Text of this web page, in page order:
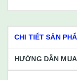
CHI TIẾT SẢN
HƯỚNG DẪN